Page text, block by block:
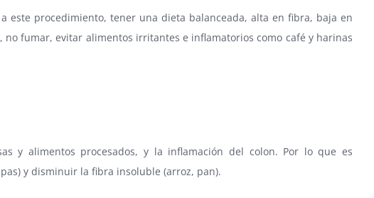
este procedimiento, tener una dieta balanceada, alta en fibra, baja en
fumar, evitar alimentos irritantes e inflamatorios como café y harinas
y alimentos procesados, y la inflamación del colon. Por lo que es
y disminuir la fibra insoluble (arroz, pan).